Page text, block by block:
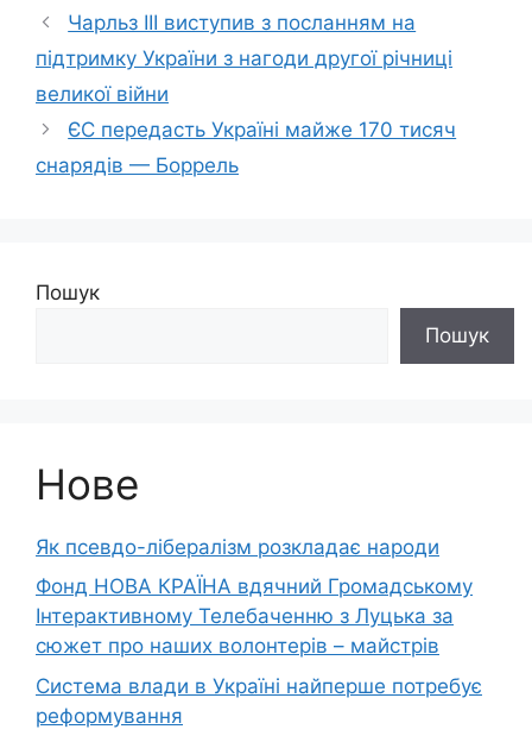
Чарльз ІІІ виступив з посланням на
підтримку України з нагоди другої річниці
великої війни
ЄС передасть Україні майже 170 тисяч
снарядів — Боррель
Пошук
Пошук
Нове
Як псевдо-лібералізм розкладає народи
Фонд НОВА КРАЇНА вдячний Громадському
Інтерактивному Телебаченню з Луцька за
сюжет про наших волонтерів – майстрів
Система влади в Україні найперше потребує
реформування